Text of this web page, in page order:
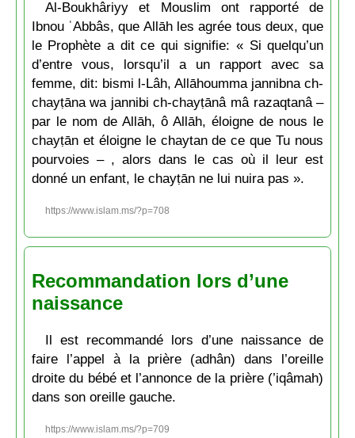
Al-Boukhâriyy et Mouslim ont rapporté de
Ibnou ʿAbbâs, que Allāh les agrée tous deux, que
le Prophète a dit ce qui signifie: « Si quelqu’un
d’entre vous, lorsqu’il a un rapport avec sa
femme, dit: bismi l-Lâh, Allāhoumma jannibna ch-
chayṭāna wa jannibi ch-chayṭānâ mâ razaqtanâ –
par le nom de Allāh, ô Allāh, éloigne de nous le
chayṭān et éloigne le chaytan de ce que Tu nous
pourvoies – , alors dans le cas où il leur est
donné un enfant, le chayṭān ne lui nuira pas ».
https://www.islam.ms/?p=708
Recommandation lors d’une
naissance
Il est recommandé lors d’une naissance de
faire l’appel à la prière (adhân) dans l’oreille
droite du bébé et l’annonce de la prière (’iqâmah)
dans son oreille gauche.
https://www.islam.ms/?p=709